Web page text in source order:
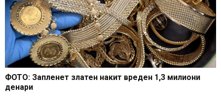
ФОТО: Запленет златен накит вреден 1,3 милиони
денари